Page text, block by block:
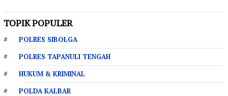
TOPIK POPULER
POLRES SIBOLGA
POLRES TAPANULI TENGAH
HUKUM & KRIMINAL
POLDA KALBAR